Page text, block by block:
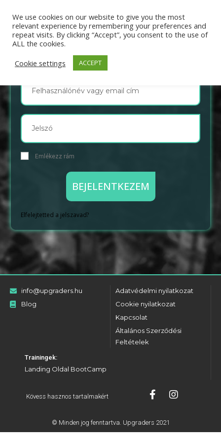
Emlékezz rám
BEJELENTKEZEM
Elfelejtetted a jelszavad?
info@upgraders.hu
Blog
Adatvédelmi nyilatkozat
Cookie nyilatkozat
Kapcsolat
Általános Szerződési
Feltételek
Trainingek:
Landing Oldal BootCamp
Kövess hasznos tartalmakért
© Minden jog fenntartva. Upgraders 2021
We use cookies on our website to give you the most
relevant experience by remembering your preferences and
repeat visits. By clicking “Accept”, you consent to the use of
ALL the cookies.
Cookie settings
ACCEPT